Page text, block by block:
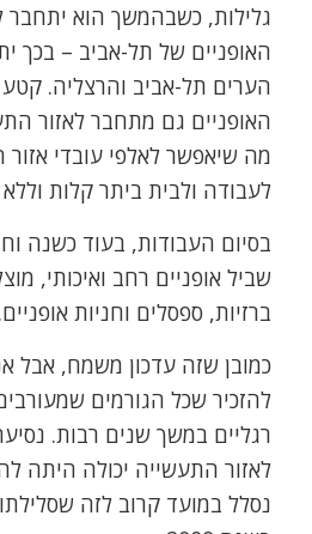
גלילות, כשבהמשך הוא יתחבר
האופניים של תל-אביב – בכך
הערים תל-אביב והרצליה.
האופניים גם מתחבר לאזור
מה שיאפשר לאלפי עובדי
לעבודה ולבית ביתר קלות
בסיום העבודות, בעוד כשנה
שביל אופניים רחב ואיכותי,
ברזיות, ספסלים וחניות אופניים.
כמובן שזה עדכון משמח, אבל
להזכיר שכל הגורמים
רגליים במשך שנים רבות.
לאזור התעשייה יכולה היתה
נסלל במועד קרוב לזה